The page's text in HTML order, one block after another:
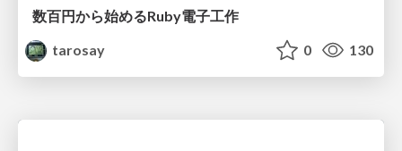
数百円から始めるRuby電子工作
tarosay
0 130